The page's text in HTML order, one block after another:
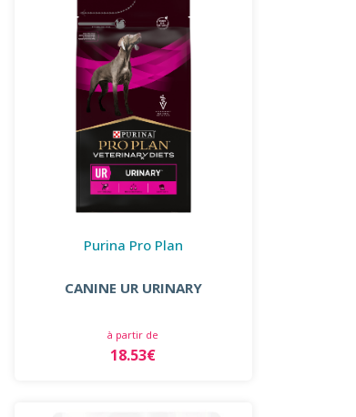
Purina Pro Plan
CANINE UR URINARY
à partir de
18.53€